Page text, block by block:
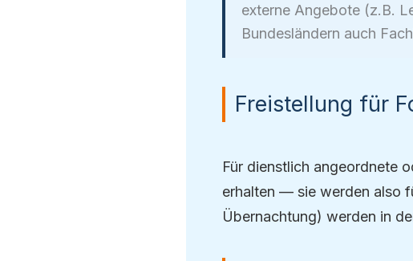
externe Angebote (z.B.
Bundesländern auch
Freistellung für
Für dienstlich angeordnete
erhalten — sie werden also
Übernachtung) werden in